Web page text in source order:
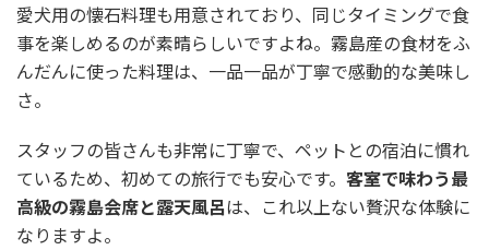
愛犬用の懐石料理も用意されており、同じタイミングで食
事を楽しめるのが素晴らしいですよね。霧島産の食材をふ
んだんに使った料理は、一品一品が丁寧で感動的な美味し
さ。
スタッフの皆さんも非常に丁寧で、ペットとの宿泊に慣れ
ているため、初めての旅行でも安心です。 客室で味わう最
高級の霧島会席と露天風呂は、これ以上ない贅沢な体験に
なりますよ。